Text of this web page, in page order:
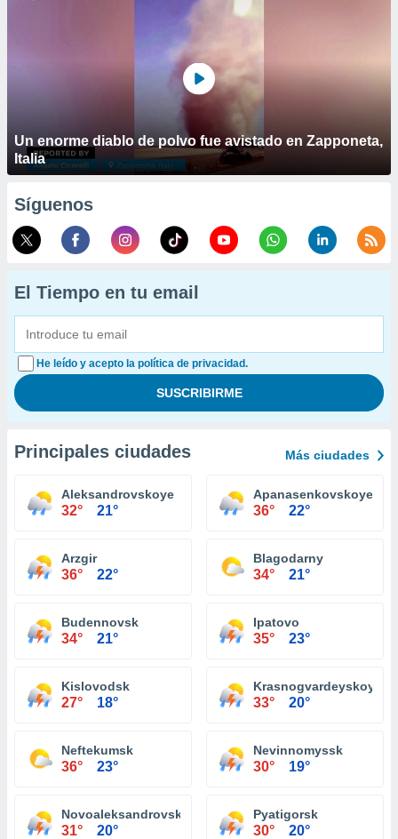
Un enorme diablo de polvo fue avistado en Zapponeta,
Italia
Síguenos
El Tiempo en tu email
He leído y acepto la política de privacidad.
Principales ciudades Más ciudades
Aleksandrovskoye
32° 21°
Apanasenkovskoye
36° 22°
Arzgir
36° 22°
Blagodarny
34° 21°
Budennovsk
34° 21°
Ipatovo
35° 23°
Kislovodsk
27° 18°
Krasnogvardeyskoye
33° 20°
Neftekumsk
36° 23°
Nevinnomyssk
30° 19°
Novoaleksandrovsk
31° 20°
Pyatigorsk
30° 20°